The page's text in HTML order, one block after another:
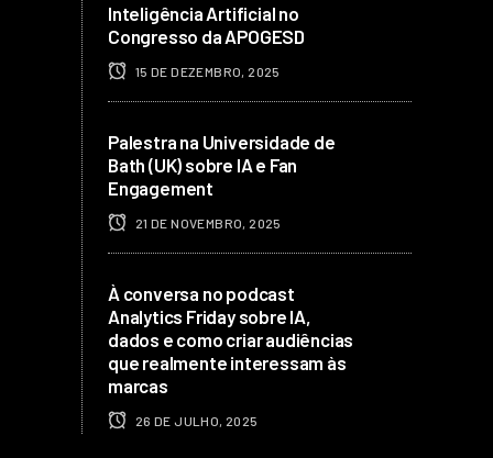
Inteligência Artificial no
Congresso da APOGESD
15 DE DEZEMBRO, 2025
Palestra na Universidade de
Bath (UK) sobre IA e Fan
Engagement
21 DE NOVEMBRO, 2025
À conversa no podcast
Analytics Friday sobre IA,
dados e como criar audiências
que realmente interessam às
marcas
26 DE JULHO, 2025